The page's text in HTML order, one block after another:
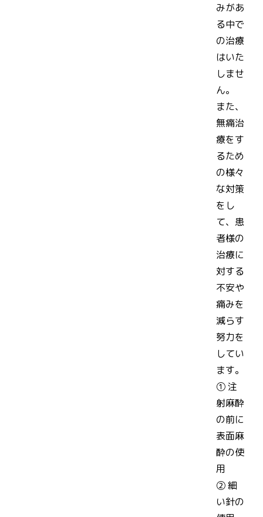
みがあ
る中で
の治療
はいた
しませ
ん。
また、
無痛治
療をす
るため
の様々
な対策
をし
て、患
者様の
治療に
対する
不安や
痛みを
減らす
努力を
してい
ます。
① 注
射麻酔
の前に
表面麻
酔の使
用
② 細
い針の